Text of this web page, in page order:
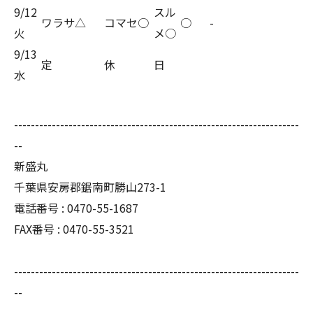
9/12
火
ワラサ△ コマセ○
スル
メ○
○
-
9/13
水
定 休 日
--------------------------------------------------------------------
--
新盛丸
千葉県安房郡鋸南町勝山273-1
電話番号 : 0470-55-1687
FAX番号 : 0470-55-3521
--------------------------------------------------------------------
--